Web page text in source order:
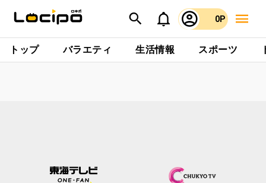
0P
トップ バラエティ 生活情報 スポーツ